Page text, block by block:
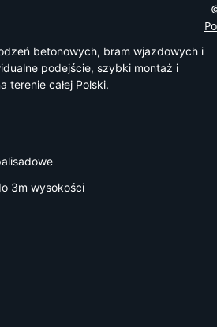
betonowych, bram wjazdowych i
podejście, szybki montaż i
terenie całej Polski.
3m wysokości